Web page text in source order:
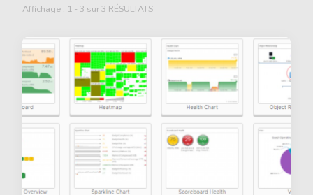
Affichage : 1 - 3 sur 3 RÉSULTATS